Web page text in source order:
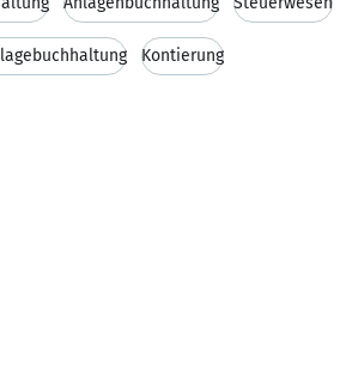
Kontierung